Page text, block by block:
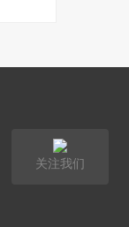
关注我们